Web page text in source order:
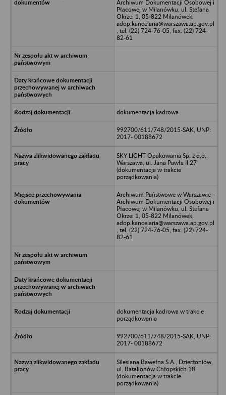
Archiwum Dokumentacji Osobowej i
Płacowej w Milanówku, ul. Stefana
Okrzei 1, 05-822 Milanówek,
adop.kancelaria@warszawa.ap.gov.pl
, tel. (22) 724-76-05, fax. (22) 724-
82-61
dokumentacja kadrowa
992700/611/748/2015-SAK, UNP:
2017- 00188672
SKY-LIGHT Opakowania Sp. z o.o.,
Warszawa, ul. Jana Pawła II 27
(dokumentacja w trakcie
porządkowania)
Archiwum Państwowe w Warszawie -
Archiwum Dokumentacji Osobowej i
Płacowej w Milanówku, ul. Stefana
Okrzei 1, 05-822 Milanówek,
adop.kancelaria@warszawa.ap.gov.pl
, tel. (22) 724-76-05, fax. (22) 724-
82-61
dokumentacja kadrowa w trakcie
porządkowania
992700/611/748/2015-SAK, UNP:
2017- 00188672
Silesiana Bawełna S.A., Dzierżoniów,
ul. Batalionów Chłopskich 18
(dokumentacja w trakcie
porządkowania)